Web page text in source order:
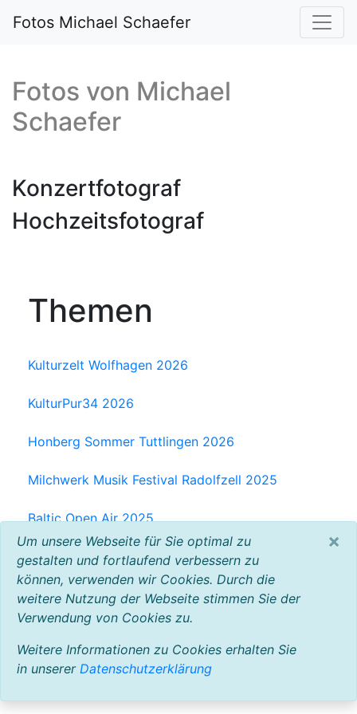
Fotos Michael Schaefer
Fotos von Michael
Schaefer
Konzertfotograf
Hochzeitsfotograf
Themen
Kulturzelt Wolfhagen 2026
KulturPur34 2026
Honberg Sommer Tuttlingen 2026
Milchwerk Musik Festival Radolfzell 2025
Baltic Open Air 2025
VW Bus Festival 2023
alle Bilder zeigen
Um unsere Webseite für Sie optimal zu
gestalten und fortlaufend verbessern zu
können, verwenden wir Cookies. Durch die
weitere Nutzung der Webseite stimmen Sie der
Verwendung von Cookies zu.
Weitere Informationen zu Cookies erhalten Sie
in unserer Datenschutzerklärung
×